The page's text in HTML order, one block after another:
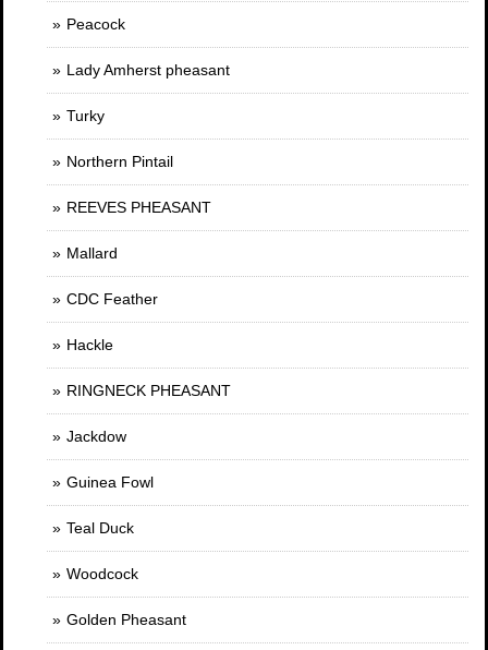
Peacock
Lady Amherst pheasant
Turky
Northern Pintail
REEVES PHEASANT
Mallard
CDC Feather
Hackle
RINGNECK PHEASANT
Jackdow
Guinea Fowl
Teal Duck
Woodcock
Golden Pheasant